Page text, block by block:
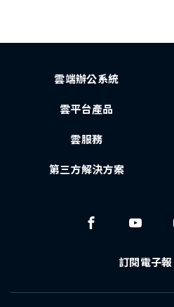
雲端辦公系統
雲平台產品
雲服務
第三方解決方案
訂閱電子報